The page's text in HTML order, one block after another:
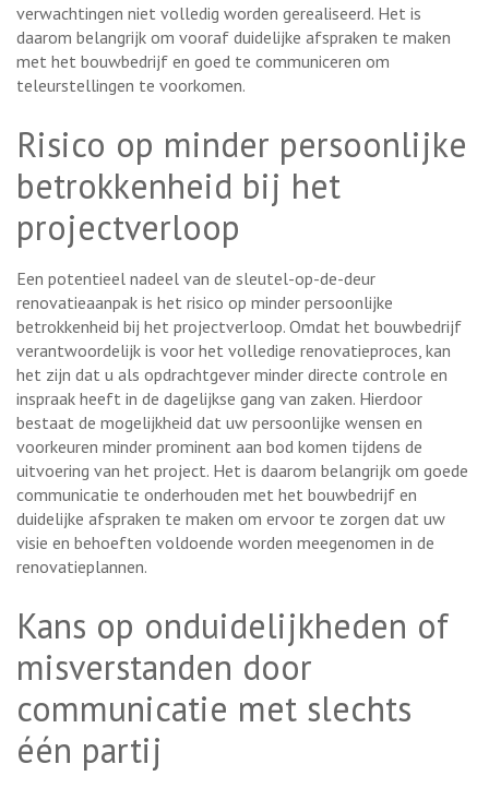
verwachtingen niet volledig worden gerealiseerd. Het is
daarom belangrijk om vooraf duidelijke afspraken te maken
met het bouwbedrijf en goed te communiceren om
teleurstellingen te voorkomen.
Risico op minder persoonlijke
betrokkenheid bij het
projectverloop
Een potentieel nadeel van de sleutel-op-de-deur
renovatieaanpak is het risico op minder persoonlijke
betrokkenheid bij het projectverloop. Omdat het bouwbedrijf
verantwoordelijk is voor het volledige renovatieproces, kan
het zijn dat u als opdrachtgever minder directe controle en
inspraak heeft in de dagelijkse gang van zaken. Hierdoor
bestaat de mogelijkheid dat uw persoonlijke wensen en
voorkeuren minder prominent aan bod komen tijdens de
uitvoering van het project. Het is daarom belangrijk om goede
communicatie te onderhouden met het bouwbedrijf en
duidelijke afspraken te maken om ervoor te zorgen dat uw
visie en behoeften voldoende worden meegenomen in de
renovatieplannen.
Kans op onduidelijkheden of
misverstanden door
communicatie met slechts
één partij